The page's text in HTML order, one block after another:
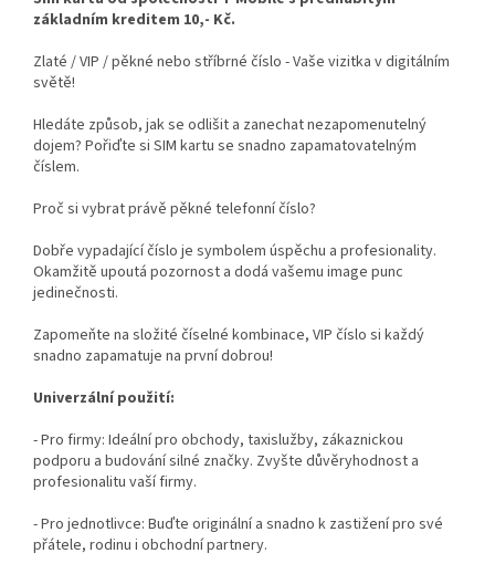
základním kreditem 10,- Kč.
Zlaté / VIP / pěkné nebo stříbrné číslo - Vaše vizitka v digitálním
světě!
Hledáte způsob, jak se odlišit a zanechat nezapomenutelný
dojem? Pořiďte si SIM kartu se snadno zapamatovatelným
číslem.
Proč si vybrat právě pěkné telefonní číslo?
Dobře vypadající číslo je symbolem úspěchu a profesionality.
Okamžitě upoutá pozornost a dodá vašemu image punc
jedinečnosti.
Zapomeňte na složité číselné kombinace, VIP číslo si každý
snadno zapamatuje na první dobrou!
Univerzální použití:
- Pro firmy: Ideální pro obchody, taxislužby, zákaznickou
podporu a budování silné značky. Zvyšte důvěryhodnost a
profesionalitu vaší firmy.
- Pro jednotlivce: Buďte originální a snadno k zastižení pro své
přátele, rodinu i obchodní partnery.